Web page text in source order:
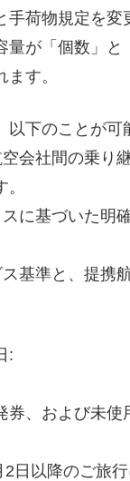
手荷物規定を変
量が「個数」と
す。
以下のことが可
会社間の乗り
に基づいた明
基準と、提携
:
券、および未使
日以降のご旅